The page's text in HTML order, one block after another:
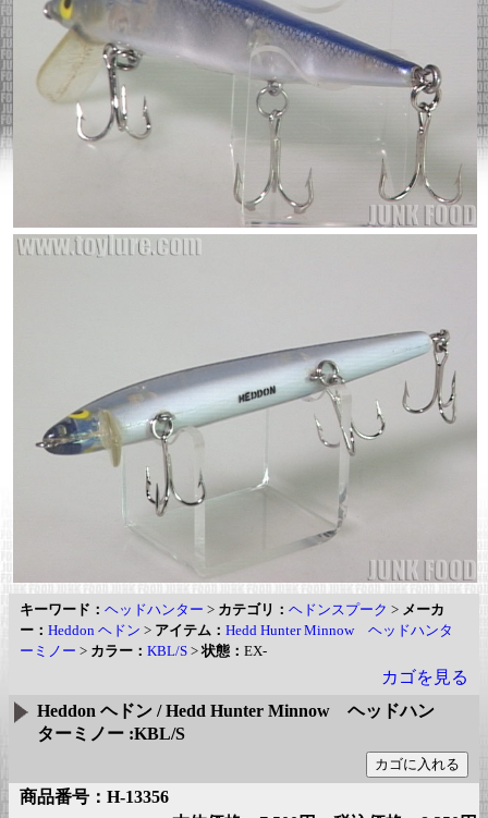
キーワード： ヘッドハンター > カテゴリ： ヘドンスプーク > メーカ
ー： Heddon ヘドン > アイテム： Hedd Hunter Minnow ヘッドハンタ
ーミノー > カラー： KBL/S >状態： EX-
カゴを見る
Heddon ヘドン / Hedd Hunter Minnow ヘッドハン
ターミノー :KBL/S
商品番号：H-13356